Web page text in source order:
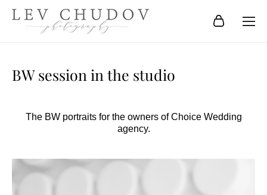
BW session in the studio
The BW portraits for the owners of Choice Wedding
agency.